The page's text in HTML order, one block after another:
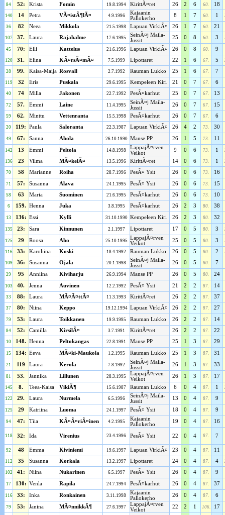
84 52: Krista Fomin 19.8.1994 KirittÃ¤ret 26 2 6 60. 18
140 14 Petra VÃ¤istÃ¶lÃ¤ 4.9.1996
Kajaanin
Pallokerho
8 1 7 60. 1
36 82 Neea Mikkola 21.5.1998 Lapuan VirkiÃ¤ 26 1 7 60. 21
107 37. Laura Rajahalme 17.6.1995
SeinÃ¤j Maila-
Jussit
25 0 8 60. 3
45 70: Elli Kattelus 21.6.1996 Lapuan VirkiÃ¤ 26 0 8 60. 9
120 31. Elina KÃ¤rsÃ¤mÃ¤ 7.5.1999 Lipottaret 22 1 6 67. 5
28 99. Kaisa-Maija Rosvall 2.7.1992 Rauman Lukko 25 1 6 67. 7
119 32 Iiris Puskala 29.6.1995 Kempeleen Kiri 21 0 7 67. 6
40 74 Milla Jakonen 22.7.1992 PesÃ¤karhut 25 0 7 67. 13
72 57. Emmi Laine 11.4.1995
SeinÃ¤j Maila-
Jussit
26 0 7 67. 15
59 62. Minttu Vettenranta 15.5.1998 PesÃ¤karhut 26 0 7 67. 6
20 119: Paula Saloranta 22.3.1987 Lapuan VirkiÃ¤ 26 4 2 73. 30
49 67: Sanna Ahola 26.10.1990 Manse PP 26 1 5 73. 11
142 13 Emmi Peltola 14.8.1998
LappajÃ¤rven
Veikot
9 0 6 73. 1
136 23 Vilma MÃ¤kelÃ¤ 13.5.1996 KirittÃ¤ret 14 0 6 73. 1
70 58 Marianne Roiha 28.7.1996 PesÃ¤ Ysit 26 0 6 73. 16
71 57: Susanna Alava 24.1.1995 PesÃ¤ Ysit 26 0 6 73. 15
58 63 Maria Suominen 21.6.1995 PesÃ¤karhut 26 0 6 73. 10
6 159. Henna Juka 3.8.1995 PesÃ¤karhut 26 2 3 80. 38
13 136: Essi Kylli 31.10.1990 Kempeleen Kiri 26 2 3 80. 32
135 23: Sara Kinnunen 2.1.1997 Lipottaret 17 0 5 80. 3
125 29 Roosa Aho 25.10.1995 LappajÃ¤rven
Veikot
25 0 5 80. 3
116 33: Karoliina Koski 18.4.1992 Rauman Lukko 26 0 5 80. 2
109 36: Susanna Ojala 20.1.1998
SeinÃ¤j Maila-
Jussit
26 0 5 80. 7
29 95 Anniina Kiviharju 26.9.1994 Manse PP 26 0 5 80. 24
103 40. Jenna Auvinen 12.2.1992 PesÃ¤ Ysit 21 2 2 87. 14
33 88: Laura MÃ¤Ã¤ttÃ¤ 11.3.1993 KirittÃ¤ret 26 2 2 87. 37
37 80: Niina Keppo 19.12.1994 Lapuan VirkiÃ¤ 26 2 2 87. 27
79 53: Laura Toikkanen 19.9.1995 Rauman Lukko 26 2 2 87. 14
84 52: Camilla KirsilÃ¤ 3.7.1991 KirittÃ¤ret 26 2 2 87. 22
10 148. Henna Peltokangas 22.8.1991 Manse PP 25 1 3 87. 29
15 134: Eeva MÃ¤ki-Maukola 1.2.1995 Rauman Lukko 25 1 3 87. 31
21 119 Laura Kerola 7.8.1992
SeinÃ¤j Maila-
Jussit
26 1 3 87. 33
81 53. Jannika Lillunen 28.3.1995
LappajÃ¤rven
Veikot
26 1 3 87. 17
145 8. Teea-Kaisa VikiÃ¶ 15.6.1987 Rauman Lukko 6 0 4 87. 1
122 29. Laura Nurmela 6.5.1996
SeinÃ¤j Maila-
Jussit
13 0 4 87. 9
125 29 Katriina Luoma 24.1.1997 PesÃ¤ Ysit 18 0 4 87. 9
94 47: Tiia KÃ¤Ã¤riÃ¤inen 4.2.1995
Kajaanin
Pallokerho
19 0 4 87. 16
118 32: Ida Virenius 23.4.1996 PesÃ¤ Ysit 22 0 4 87. 7
92 48 Emma Kiviniemi 19.6.1997 Lapuan VirkiÃ¤ 23 0 4 87. 11
112 35 Susanna Korkala 13.2.1997 Lipottaret 24 0 4 87. 4
102 41: Niina Nukarinen 6.5.1997 PesÃ¤ Ysit 26 0 4 87. 9
17 130: Venla Rapila 24.7.1994 PesÃ¤karhut 26 0 4 87. 37
116 33: Inka Ronkainen 3.11.1998
Kajaanin
Pallokerho
26 0 4 87. 6
79 53: Janina MÃ¤nnikkÃ¶ 27.6.1997
LappajÃ¤rven
Veikot
22 2 1 106. 17